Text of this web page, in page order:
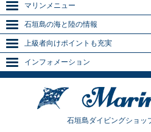
マリンメニュー
石垣島の海と陸の情報
上級者向けポイントも充実
インフォメーション
石垣島ダイビングショッ